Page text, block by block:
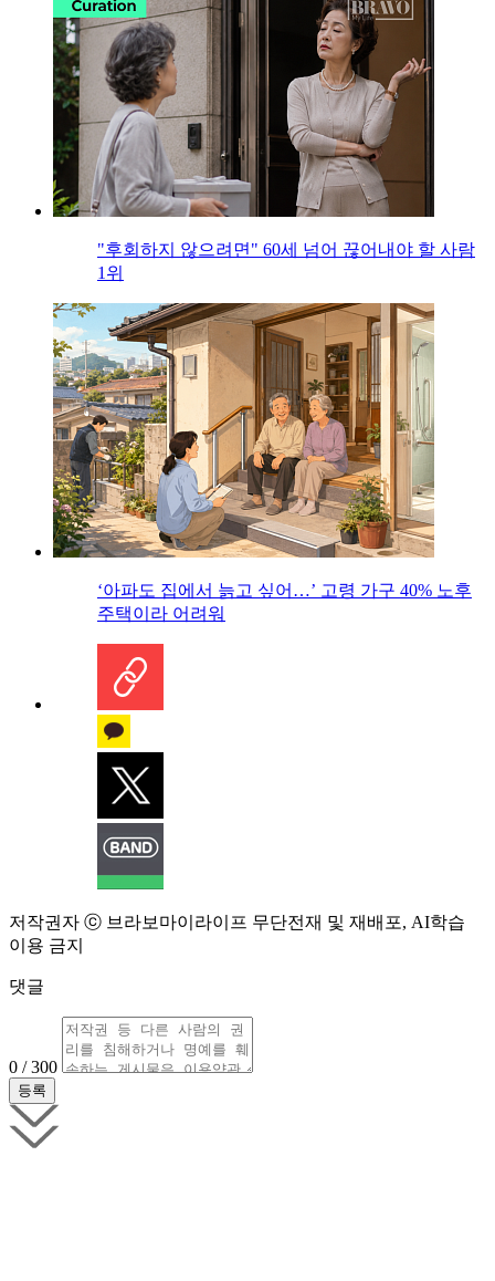
"후회하지 않으려면" 60세 넘어 끊어내야 할 사람
1위
‘아파도 집에서 늙고 싶어…’ 고령 가구 40% 노후
주택이라 어려워
저작권자 ⓒ 브라보마이라이프 무단전재 및 재배포, AI학습
이용 금지
댓글
0 / 300